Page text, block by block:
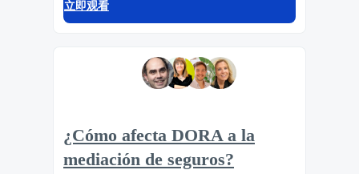
立即观看
¿Cómo afecta DORA a la
mediación de seguros?